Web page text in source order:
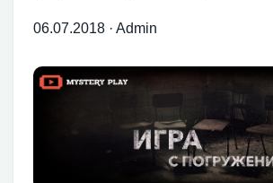
06.07.2018 ·Admin